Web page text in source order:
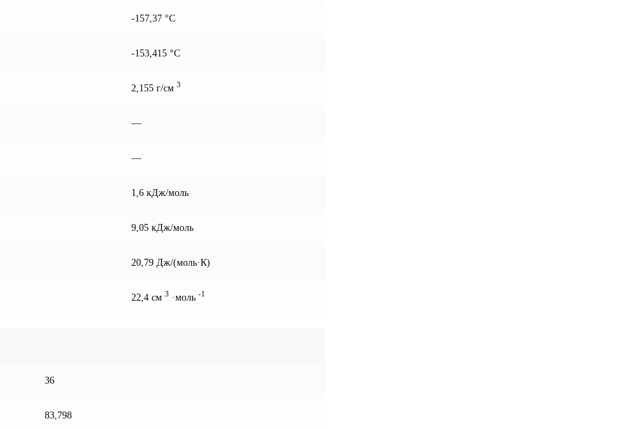
-157,37 °С
-153,415 °С
2,155 г/см3
—
—
1,6 кДж/моль
9,05 кДж/моль
20,79 Дж/(моль·К)
22,4 см3 ·моль-1
36
83,798